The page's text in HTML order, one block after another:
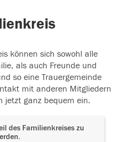
können sich sowohl alle
als auch Freunde und
so eine Trauergemeinde
mit anderen Mitgliedern
jetzt ganz bequem ein.
des Familienkreises zu